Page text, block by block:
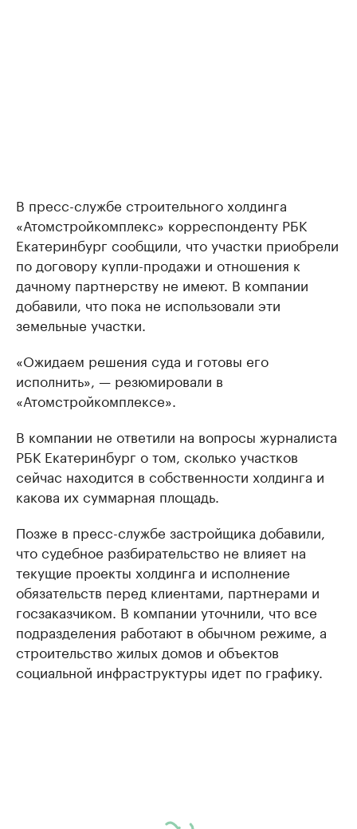
В пресс-службе строительного холдинга
«Атомстройкомплекс» корреспонденту РБК
Екатеринбург сообщили, что участки приобрели
по договору купли-продажи и отношения к
дачному партнерству не имеют. В компании
добавили, что пока не использовали эти
земельные участки.
«Ожидаем решения суда и готовы его
исполнить», — резюмировали в
«Атомстройкомплексе».
В компании не ответили на вопросы журналиста
РБК Екатеринбург о том, сколько участков
сейчас находится в собственности холдинга и
какова их суммарная площадь.
Позже в пресс-службе застройщика добавили,
что судебное разбирательство не влияет на
текущие проекты холдинга и исполнение
обязательств перед клиентами, партнерами и
госзаказчиком. В компании уточнили, что все
подразделения работают в обычном режиме, а
строительство жилых домов и объектов
социальной инфраструктуры идет по графику.